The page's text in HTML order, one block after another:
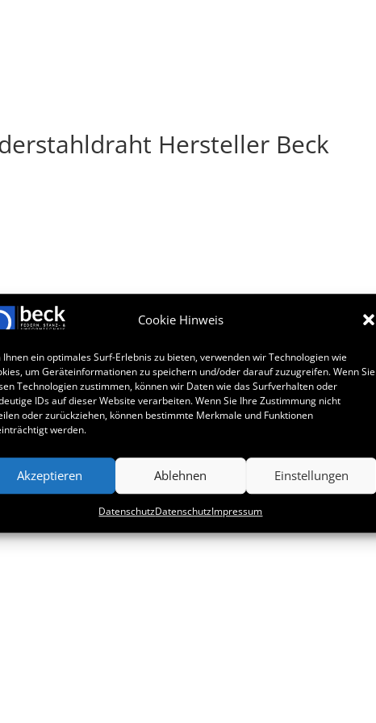
Cookie Hinweis
Ihnen ein optimales Surf-Erlebnis zu bieten, verwenden wir Technologien wie
um Geräteinformationen zu speichern und/oder darauf zuzugreifen. Wenn Sie
Technologien zustimmen, können wir Daten wie das Surfverhalten oder
IDs auf dieser Website verarbeiten. Wenn Sie Ihre Zustimmung nicht
oder zurückziehen, können bestimmte Merkmale und Funktionen
werden.
Akzeptieren Ablehnen Einstellungen
DatenschutzDatenschutzImpressum
Hersteller Beck